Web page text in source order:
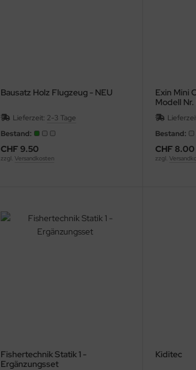
Bausatz Holz Flugzeug - NEU
Lieferzeit: 2-3 Tage
Bestand:
CHF 9.50
zzgl.Versandkosten
Exin Mini
Modell Nr.
Bestand:
CHF 8.00
zzgl.
Fishertechnik Statik 1 -
Ergänzungsset
Kiditec